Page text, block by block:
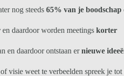
nog steeds 65% van je
en daardoor worden meetings korter
en daardoor ontstaan ernieuwe
weet te verbeelden spreek je